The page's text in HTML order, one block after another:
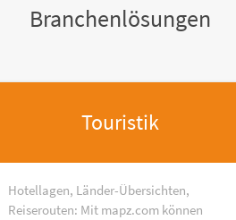
Branchenlösungen
Touristik
Hotellagen, Länder-Übersichten,
Reiserouten: Mit mapz.com können